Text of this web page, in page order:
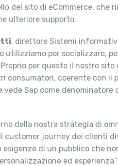
del sito di eCommerce, che
ulteriore supporto.
, direttore Sistemi
per socializzare,
per questo il nostro sito
consumatori, coerente con il
Sap come denominatore
della nostra strategia di
customer journey dei clienti
di un pubblico che
ed esperienza”.